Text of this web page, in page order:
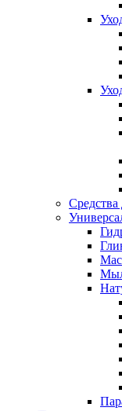
Средства